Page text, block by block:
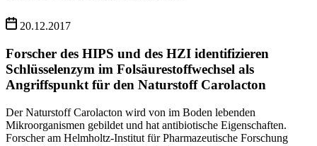
20.12.2017
Forscher des HIPS und des HZI identifizieren
Schlüsselenzym im Folsäurestoffwechsel als
Angriffspunkt für den Naturstoff Carolacton
Der Naturstoff Carolacton wird von im Boden lebenden
Mikroorganismen gebildet und hat antibiotische Eigenschaften.
Forscher am Helmholtz-Institut für Pharmazeutische Forschung